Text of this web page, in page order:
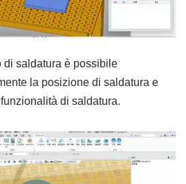
saldatura è possibile
la posizione di saldatura e
di saldatura.